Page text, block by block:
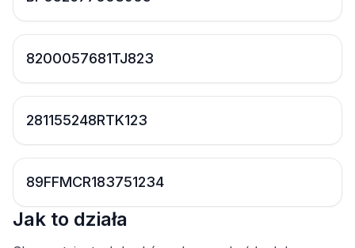
8200057681TJ823
281155248RTK123
89FFMCR183751234
Jak to działa